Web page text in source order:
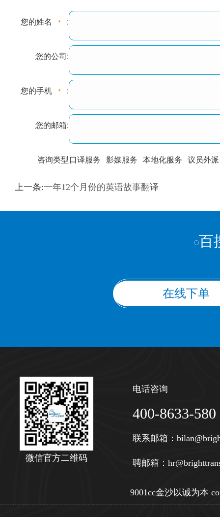
您的姓名 :
您的公司:
您的手机 :
您的邮箱:
咨询类型口译服务 影媒服务 本地化服务 议员外派
训翻译 标准级 专业级 出版级
上一条:一年12个月份的英语故事翻译
百
在线下单
微信官方二维码
电话咨询
400-8633-580
联系邮箱：
聘邮箱：
9001cc金沙以诚为本